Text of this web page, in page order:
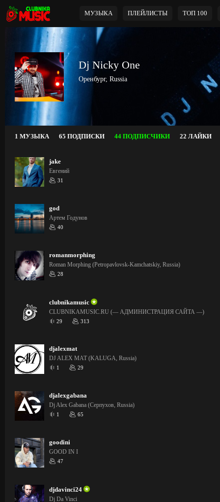
МУЗЫКА ПЛЕЙЛИСТЫ ТОП 100
Dj Nicky One
Оренбург, Russia
1 МУЗЫКА 65 ПОДПИСКИ 44 ПОДПИСЧИКИ 22 ЛАЙКИ
jake
Евгений
31
god
Артем Годунов
40
romanmorphing
Roman Morphing (Petropavlovsk-Kamchatskiy, Russia)
28
clubnikamusic
CLUBNIKAMUSIC.RU (— АДМИНИСТРАЦИЯ САЙТА —)
29 313
djalexmat
DJ ALEX MAT (KALUGA, Russia)
1 29
djalexgabana
Dj Alex Gabana (Серпухов, Russia)
1 65
goodini
GOOD IN I
47
djdavinci24
Dj Da Vinci